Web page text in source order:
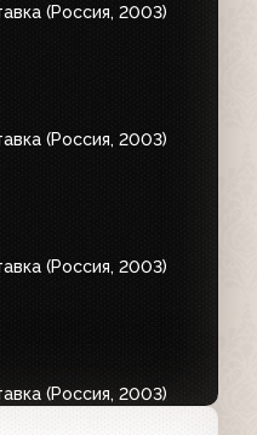
(Россия, 2003)
(Россия, 2003)
(Россия, 2003)
(Россия, 2003)